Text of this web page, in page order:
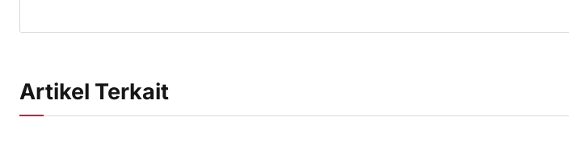
Artikel Terkait